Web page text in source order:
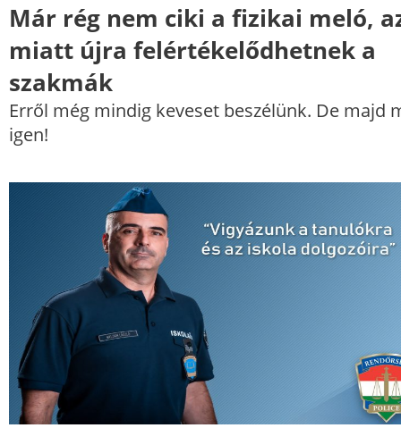
Már rég nem ciki a fizikai meló,
miatt újra felértékelődhetnek a
szakmák
Erről még mindig keveset beszélünk. De majd
igen!